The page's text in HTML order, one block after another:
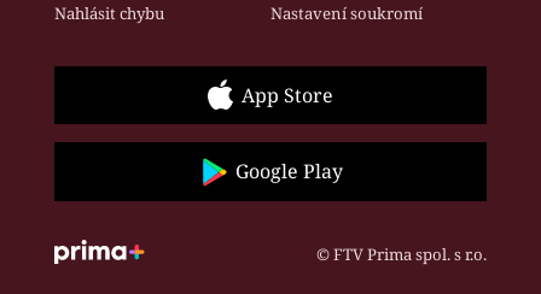
Nahlásit chybu Nastavení soukromí
App Store
Google Play
© FTV Prima spol. s r.o.